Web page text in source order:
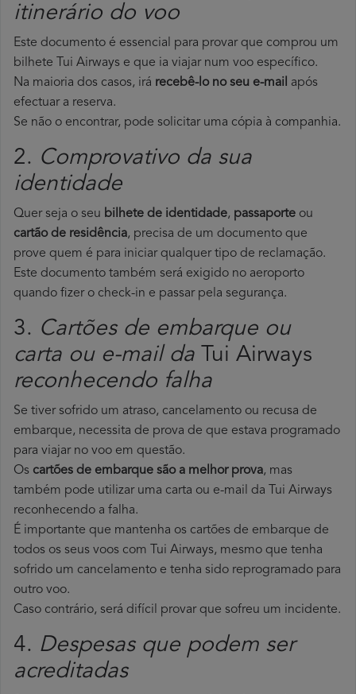
itinerário do voo
Este documento é essencial para provar que comprou um
bilhete Tui Airways e que ia viajar num voo específico.
Na maioria dos casos, irá recebê-lo no seu e-mail após
efectuar a reserva.
Se não o encontrar, pode solicitar uma cópia à companhia.
2. Comprovativo da sua
identidade
Quer seja o seu bilhete de identidade, passaporte ou
cartão de residência, precisa de um documento que
prove quem é para iniciar qualquer tipo de reclamação.
Este documento também será exigido no aeroporto
quando fizer o check-in e passar pela segurança.
3. Cartões de embarque ou
carta ou e-mail da Tui Airways
reconhecendo falha
Se tiver sofrido um atraso, cancelamento ou recusa de
embarque, necessita de prova de que estava programado
para viajar no voo em questão.
Os cartões de embarque são a melhor prova, mas
também pode utilizar uma carta ou e-mail da Tui Airways
reconhecendo a falha.
É importante que mantenha os cartões de embarque de
todos os seus voos com Tui Airways, mesmo que tenha
sofrido um cancelamento e tenha sido reprogramado para
outro voo.
Caso contrário, será difícil provar que sofreu um incidente.
4. Despesas que podem ser
acreditadas